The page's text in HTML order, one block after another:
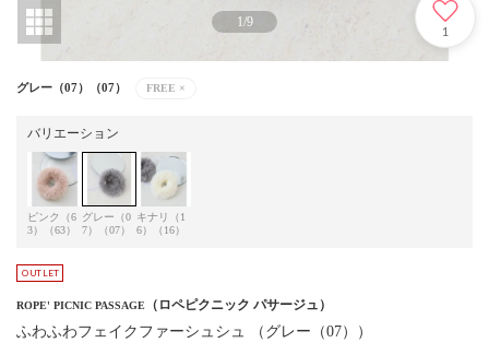
1/9
1
グレー（07）（07） FREE ×
バリエーション
ピンク（6
3）（63）
グレー（0
7）（07）
キナリ（1
6）（16）
ROPE' PICNIC PASSAGE （ロペピクニック パサージュ）
ふわふわフェイクファーシュシュ （グレー（07））